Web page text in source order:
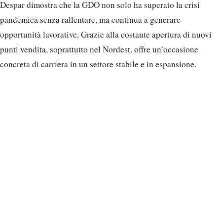
Despar dimostra che la GDO non solo ha superato la crisi
pandemica senza rallentare, ma continua a generare
opportunità lavorative. Grazie alla costante apertura di nuovi
punti vendita, soprattutto nel Nordest, offre un’occasione
concreta di carriera in un settore stabile e in espansione.